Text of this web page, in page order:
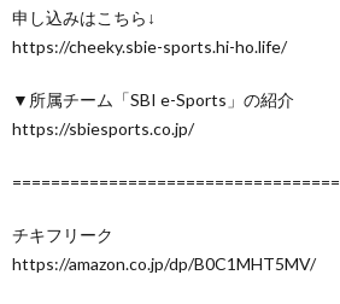
申し込みはこちら↓
https://cheeky.sbie-sports.hi-ho.life/
▼所属チーム「SBI e-Sports」の紹介
https://sbiesports.co.jp/
==================================
チキフリーク
https://amazon.co.jp/dp/B0C1MHT5MV/